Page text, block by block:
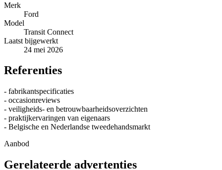
Merk
Ford
Model
Transit Connect
Laatst bijgewerkt
24 mei 2026
Referenties
- fabrikantspecificaties
- occasionreviews
- veiligheids- en betrouwbaarheidsoverzichten
- praktijkervaringen van eigenaars
- Belgische en Nederlandse tweedehandsmarkt
Aanbod
Gerelateerde advertenties